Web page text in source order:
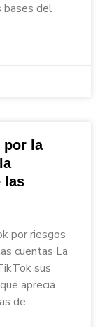
bases del
por la
las
por riesgos
cuentas La
sus
aprecia
de